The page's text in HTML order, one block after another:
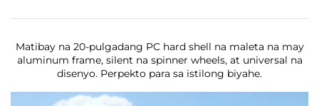
Matibay na 20-pulgadang PC hard shell na maleta na may
aluminum frame, silent na spinner wheels, at universal na
disenyo. Perpekto para sa istilong biyahe.